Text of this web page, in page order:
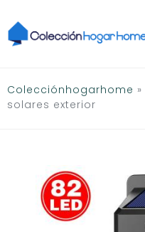
al
contenido
Colecciónhogarhome »
solares exterior